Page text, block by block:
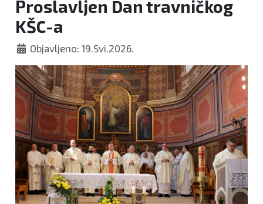
Kultura
Crna
kronika
Politika
Zanimljivosti
Proslavljen Dan travničkog
KŠC-a
Objavljeno: 19.Svi.2026.